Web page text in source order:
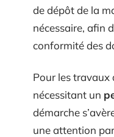
de dépôt de la
nécessaire, afin
conformité des
Pour les travaux
nécessitant un
démarche
une attention